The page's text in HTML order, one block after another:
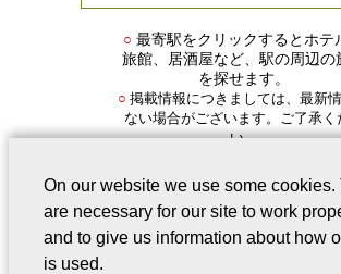
○ 最寄駅をクリックするとホテ
旅館、居酒屋など、駅の周辺の
を探せます。
○ 掲載情報につきましては、最新
ない場合がございます。ご了承く
い。
On our website we use some cookies.
are necessary for our site to work
and to give us information about how
is used.